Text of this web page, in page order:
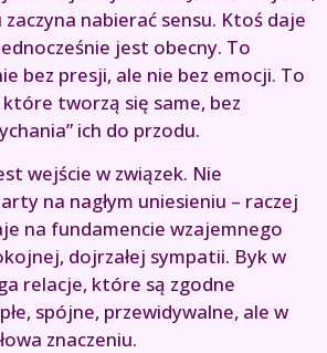
zaczyna nabierać sensu. Ktoś daje
jest obecny. To
bez presji, ale nie bez emocji. To
tworzą się same, bez
ich do przodu.
wejście w związek. Nie
na nagłym uniesieniu – raczej
na fundamencie wzajemnego
dojrzałej sympatii. Byk w
relacje, które są zgodne
spójne, przewidywalne, ale w
znaczeniu.